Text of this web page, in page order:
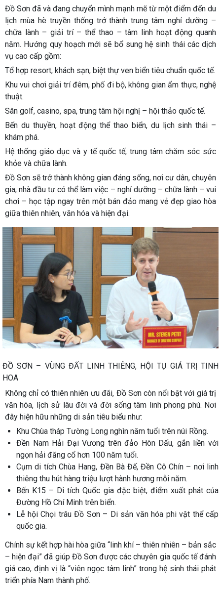
Đồ Sơn đã và đang chuyển mình mạnh mẽ từ một điểm đến du
lịch mùa hè truyền thống trở thành trung tâm nghỉ dưỡng –
chữa lành – giải trí – thể thao – tâm linh hoạt động quanh
năm. Hướng quy hoạch mới sẽ bổ sung hệ sinh thái các dịch
vụ cao cấp gồm:
Tổ hợp resort, khách sạn, biệt thự ven biển tiêu chuẩn quốc tế.
Khu vui chơi giải trí đêm, phố đi bộ, không gian ẩm thực, nghệ
thuật.
Sân golf, casino, spa, trung tâm hội nghị – hội thảo quốc tế.
Bến du thuyền, hoạt động thể thao biển, du lịch sinh thái –
khám phá.
Hệ thống giáo dục và y tế quốc tế, trung tâm chăm sóc sức
khỏe và chữa lành.
Đồ Sơn sẽ trở thành không gian đáng sống, nơi cư dân, chuyên
gia, nhà đầu tư có thể làm việc – nghỉ dưỡng – chữa lành – vui
chơi – học tập ngay trên một bán đảo mang vẻ đẹp giao hòa
giữa thiên nhiên, văn hóa và hiện đại.
ĐỒ SƠN – VÙNG ĐẤT LINH THIÊNG, HỘI TỤ GIÁ TRỊ TINH
HOA
Không chỉ có thiên nhiên ưu đãi, Đồ Sơn còn nổi bật với giá trị
văn hóa, lịch sử lâu đời và đời sống tâm linh phong phú. Nơi
đây hiện hữu những di sản tiêu biểu như:
Khu Chùa tháp Tường Long nghìn năm tuổi trên núi Rồng.
Đền Nam Hải Đại Vương trên đảo Hòn Dấu, gắn liền với
ngọn hải đăng cổ hơn 100 năm tuổi.
Cụm di tích Chùa Hang, Đền Bà Đế, Đền Cô Chín – nơi linh
thiêng thu hút hàng triệu lượt hành hương mỗi năm.
Bến K15 – Di tích Quốc gia đặc biệt, điểm xuất phát của
Đường Hồ Chí Minh trên biển.
Lễ hội Chọi trâu Đồ Sơn – Di sản văn hóa phi vật thể cấp
quốc gia.
Chính sự kết hợp hài hòa giữa “linh khí – thiên nhiên – bản sắc
– hiện đại” đã giúp Đồ Sơn được các chuyên gia quốc tế đánh
giá cao, định vị là “viên ngọc tâm linh” trong hệ sinh thái phát
triển phía Nam thành phố.